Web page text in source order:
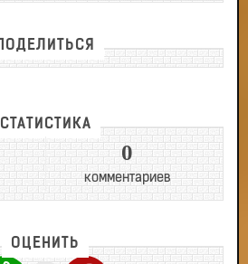
ПОДЕЛИТЬСЯ
СТАТИСТИКА
0
комментариев
ОЦЕНИТЬ